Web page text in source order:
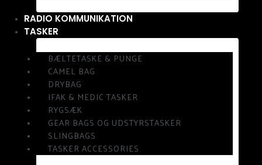
RADIO KOMMUNIKATION
TASKER
BÆLTETASKE & PUNGE
CAMEL BAG
DRYBAG
IFAK & MEDIC TASKER
RYGSÆK
GEAR BAGS OG UDSTYRSTASKER
SLINGBAGS
TASKER ACCESSORIES